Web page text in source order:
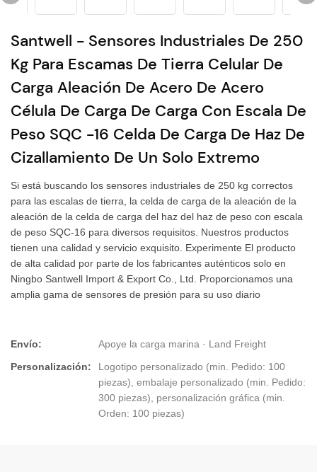
Santwell - Sensores Industriales De 250
Kg Para Escamas De Tierra Celular De
Carga Aleación De Acero De Acero
Célula De Carga De Carga Con Escala De
Peso SQC -16 Celda De Carga De Haz De
Cizallamiento De Un Solo Extremo
Si está buscando los sensores industriales de 250 kg correctos
para las escalas de tierra, la celda de carga de la aleación de la
aleación de la celda de carga del haz del haz de peso con escala
de peso SQC-16 para diversos requisitos. Nuestros productos
tienen una calidad y servicio exquisito. Experimente El producto
de alta calidad por parte de los fabricantes auténticos solo en
Ningbo Santwell Import & Export Co., Ltd. Proporcionamos una
amplia gama de sensores de presión para su uso diario
Envío:
Apoye la carga marina · Land Freight
Personalización:
Logotipo personalizado (min. Pedido: 100
piezas), embalaje personalizado (min. Pedido:
300 piezas), personalización gráfica (min.
Orden: 100 piezas)